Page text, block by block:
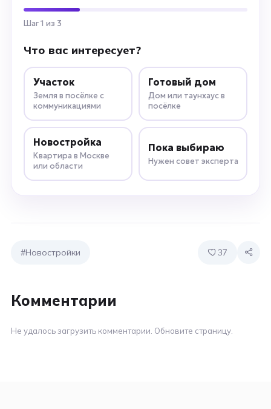
Шаг 1 из 3
Что вас интересует?
Участок
Земля в посёлке с
коммуникациями
Готовый дом
Дом или таунхаус в
посёлке
Новостройка
Квартира в Москве
или области
Пока выбираю
Нужен совет эксперта
#Новостройки 37
Комментарии
Не удалось загрузить комментарии. Обновите страницу.